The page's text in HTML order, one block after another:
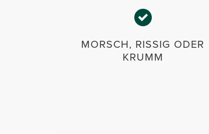
MORSCH, RISSIG ODER
KRUMM